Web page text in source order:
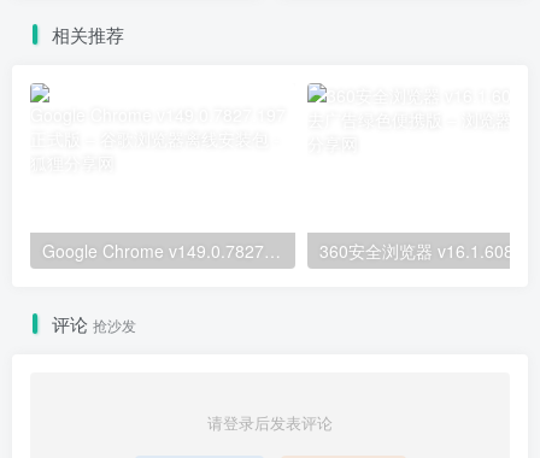
相关推荐
Google Chrome v149.0.7827.197 正式版 – 谷歌浏览器离线安装包
评论 抢沙发
请登录后发表评论